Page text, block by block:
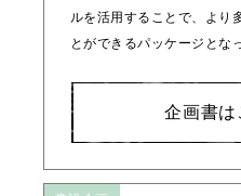
ルを活用することで、より
とができるパッケージとな
企画書は